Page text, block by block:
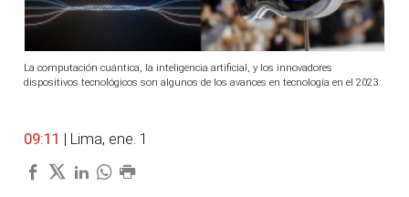
La computación cuántica, la inteligencia artificial, y los innovadores
dispositivos tecnológicos son algunos de los avances en tecnología en el 2023.
09:11 | Lima, ene. 1